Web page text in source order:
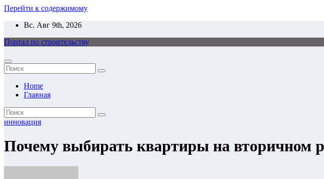
Перейти к содержимому
Вс. Авг 9th, 2026
Портал по строительству
Home
Главная
инновация
Почему выбирать квартиры на вторичном